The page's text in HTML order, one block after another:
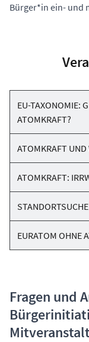
Bürger*in ein- und
EU-TAXONOMIE:
ATOMKRAFT?
ATOMKRAFT
ATOMKRAFT:
EURATOM OHNE
Fragen und